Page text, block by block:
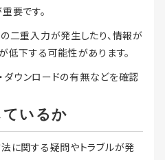
要です。
二重入力が発生したり、情報が
低下する可能性があります。
ダウンロードの有無などを確認
ているか
に関する疑問やトラブルが発